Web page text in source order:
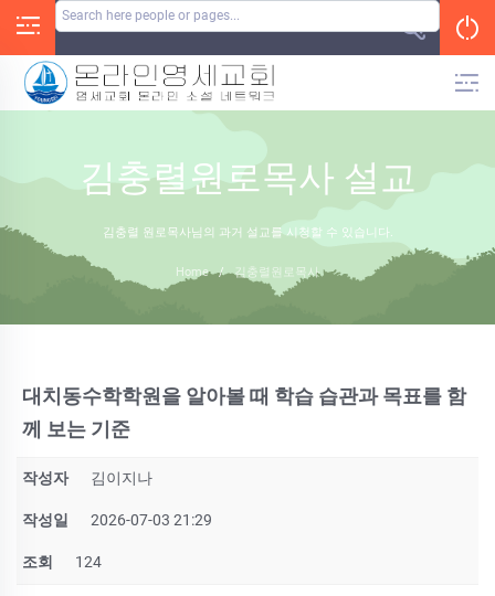
김충렬원로목사 설교
김충렬 원로목사님의 과거 설교를 시청할 수 있습니다.
Home / 김충렬원로목사
대치동수학학원을 알아볼 때 학습 습관과 목표를 함
께 보는 기준
작성자 김이지나
작성일 2026-07-03 21:29
조회 124